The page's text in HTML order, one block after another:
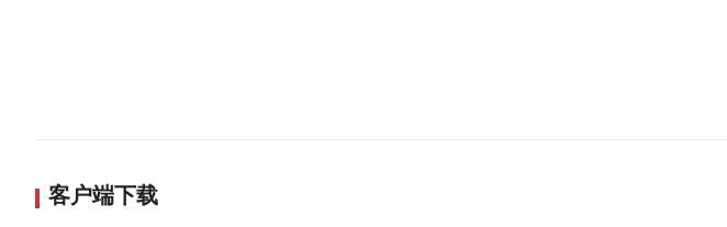
客户端下载